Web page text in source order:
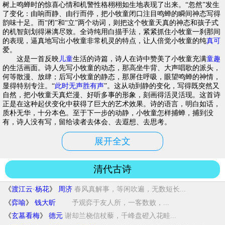
树上鸣蝉时的惊喜心情和机警性格栩栩如生地表现了出来。“忽然”发生
了变化：由响而静、由行而停，把小牧童闭口注目鸣蝉的瞬间神态写得
韵味十足。而“闭”和“立”两个动词，则把这个牧童天真的神态和孩子式
的机智刻划得淋漓尽致。全诗纯用白描手法，紧紧抓住小牧童一刹那间
的表现，逼真地写出小牧童非常机灵的特点，让人倍觉小牧童的纯真可
爱。
这是一首反映儿童生活的诗篇，诗人在诗中赞美了小牧童充满童趣
的生活画面。诗人先写小牧童的动态，那高坐牛背、大声唱歌的派头，
何等散漫、放肆；后写小牧童的静态，那屏住呼吸，眼望鸣蝉的神情，
显得特别专注。“此时无声胜有声”。这从动到静的变化，写得既突然又
自然，把小牧童天真烂漫、好听多事的形象，刻画得活灵活现。这首诗
正是在这种起伏变化中获得了巨大的艺术效果。诗的语言，明白如话，
质朴无华，十分本色。至于下一步的动静，小牧童怎样捕蝉，捕到没
有，诗人没有写，留给读者去体会、去遐想、去思考。
展开全文
清代古诗
《渡江云·杨花》 周济 春风真解事，等闲吹遍，无数短长...
《弈喻》 钱大昕
予观弈于友人所，一客数败，...
《玄墓看梅》 德元 谢却兰桡信杖藜，千峰盘磴入花畦...